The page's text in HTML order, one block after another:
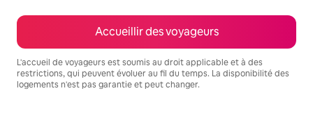
Accueillir des voyageurs
L'accueil de voyageurs est soumis au droit applicable et à des
restrictions, qui peuvent évoluer au fil du temps. La disponibilité des
logements n'est pas garantie et peut changer.